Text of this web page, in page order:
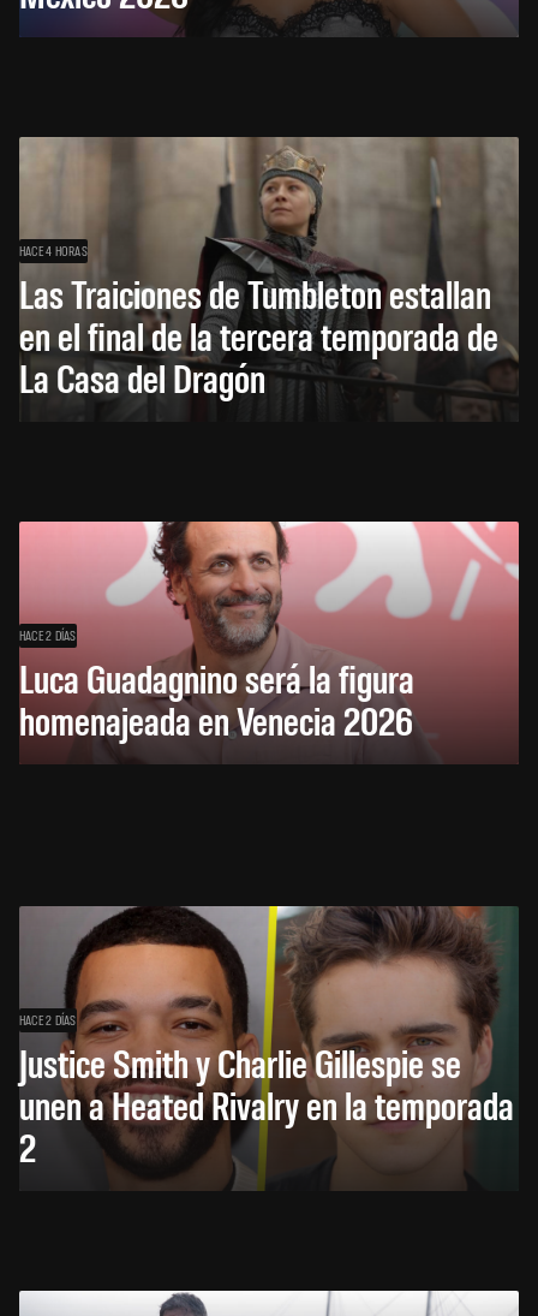
HACE 4 HORAS
Las Traiciones de Tumbleton estallan
en el final de la tercera temporada de
La Casa del Dragón
HACE 2 DÍAS
Luca Guadagnino será la figura
homenajeada en Venecia 2026
HACE 2 DÍAS
Justice Smith y Charlie Gillespie se
unen a Heated Rivalry en la temporada
2